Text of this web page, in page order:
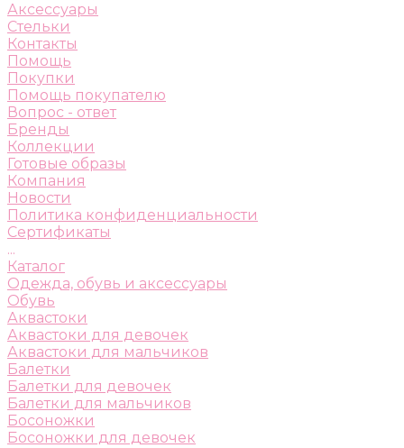
Аксессуары
Стельки
Контакты
Помощь
Покупки
Помощь покупателю
Вопрос - ответ
Бренды
Коллекции
Готовые образы
Компания
Новости
Политика конфиденциальности
Сертификаты
...
Каталог
Одежда, обувь и аксессуары
Обувь
Аквастоки
Аквастоки для девочек
Аквастоки для мальчиков
Балетки
Балетки для девочек
Балетки для мальчиков
Босоножки
Босоножки для девочек